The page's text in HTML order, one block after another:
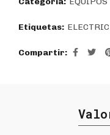
Etiquetas:
Compartir